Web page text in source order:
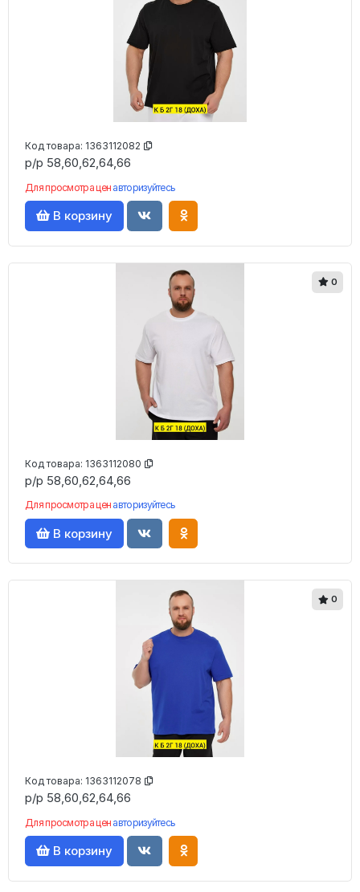
Код товара: 1363112082
р/р 58,60,62,64,66
Для просмотра цен авторизуйтесь
В корзину
0
Код товара: 1363112080
р/р 58,60,62,64,66
Для просмотра цен авторизуйтесь
В корзину
0
Код товара: 1363112078
р/р 58,60,62,64,66
Для просмотра цен авторизуйтесь
В корзину